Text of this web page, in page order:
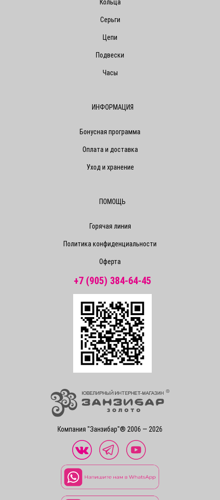
Компания "Занзибар"® 2006 — 2026
Кольца
Серьги
Цепи
Подвески
Часы
ИНФОРМАЦИЯ
Бонусная программа
Оплата и доставка
Уход и хранение
ПОМОЩЬ
Горячая линия
Политика конфиденциальности
Оферта
+7 (905) 384-64-45